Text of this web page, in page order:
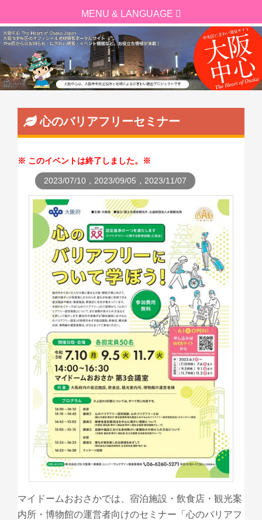
心のバリアフリーセミナー
このイベントは終了しました。
2023/07/10，2023/09/05，2023/11/07
マイドームおおさかでは、宿泊施設・飲食店・観光案
内所・博物館の運営者向けのセミナー「心のバリアフ